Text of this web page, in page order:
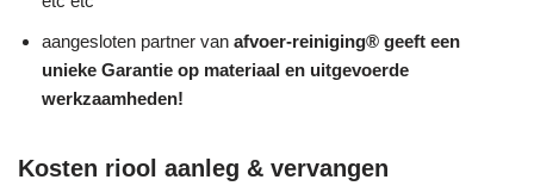
aangesloten partner van afvoer-reiniging® geeft een
unieke Garantie op materiaal en uitgevoerde
werkzaamheden!
Kosten riool aanleg & vervangen